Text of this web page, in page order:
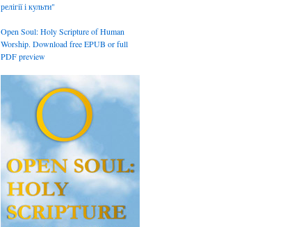
релігії і культи"
Open Soul: Holy Scripture of Human
Worship. Download free EPUB or full
PDF preview